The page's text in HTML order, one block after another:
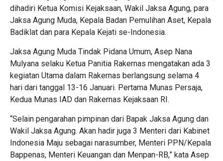
dihadiri Ketua Komisi Kejaksaan, Wakil Jaksa Agung, para
Jaksa Agung Muda, Kepala Badan Pemulihan Aset, Kepala
Badiklat dan para Kepala Kejati se-Indonesia.
Jaksa Agung Muda Tindak Pidana Umum, Asep Nana
Mulyana selaku Ketua Panitia Rakernas mengatakan ada 3
kegiatan Utama dalam Rakernas berlangsung selama 4
hari dari tanggal 13-16 Januari. Pertama Munas Persaja,
Kedua Munas IAD dan Rakernas Kejaksaan RI.
“Selain pengarahan pimpinan dari Bapak Jaksa Agung dan
Wakil Jaksa Agung. Akan hadir juga 3 Menteri dari Kabinet
Indonesia Maju sebagai narasumber, Menteri PPN/Kepala
Bappenas, Menteri Keuangan dan Menpan-RB,” kata Asep